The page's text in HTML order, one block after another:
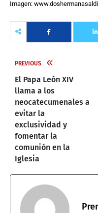
Imagen:
PREVIOUS
El Papa León XIV
llama a los
neocatecumenales a
evitar la
exclusividad y
fomentar la
comunión en la
Iglesia